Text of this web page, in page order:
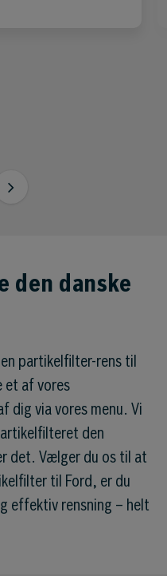
den danske
partikelfilter-rens til
et af vores
dig via vores menu. Vi
den
det. Vælger du os til at
til Ford, er du
effektiv rensning – helt